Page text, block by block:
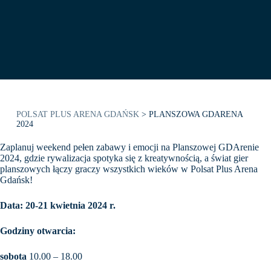
POLSAT PLUS ARENA GDAŃSK> PLANSZOWA GDARENA
2024
Zaplanuj weekend pełen zabawy i emocji na Planszowej GDArenie
2024, gdzie rywalizacja spotyka się z kreatywnością, a świat gier
planszowych łączy graczy wszystkich wieków w Polsat Plus Arena
Gdańsk!
Data: 20-21 kwietnia 2024 r.
Godziny otwarcia:
sobota 10.00 – 18.00